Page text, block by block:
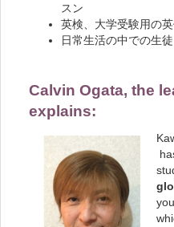
スン
英検、大学受験用の
日常生活の中での生
Calvin Ogata, the
explains: